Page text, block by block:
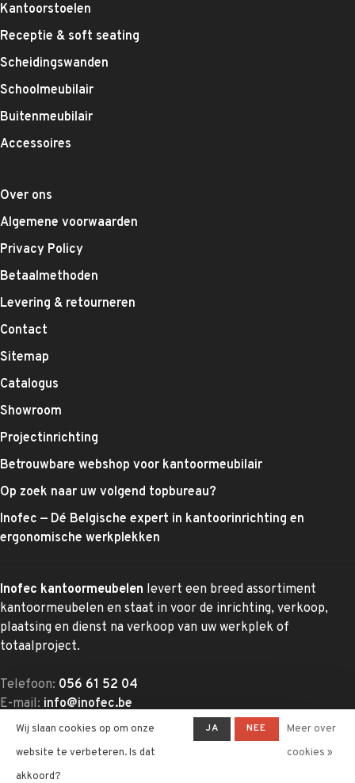
Kantoorstoelen
Receptie & soft seating
Scheidingswanden
Schoolmeubilair
Buitenmeubilair
Accessoires
Over ons
Algemene voorwaarden
Privacy Policy
Betaalmethoden
Levering & retourneren
Contact
Sitemap
Catalogus
Showroom
Projectinrichting
Betrouwbare webshop voor kantoormeubilair
Op zoek naar uw volgend topbureau?
Inofec — Dé Belgische expert in kantoorinrichting en
ergonomische werkplekken
Inofec kantoormeubelen levert een breed assortiment
kantoormeubelen en staat in voor de inrichting, verkoop,
plaatsing en dienst na verkoop van uw werkplek of
totaalproject.
Telefoon: 056 61 52 04
E-mail: info@inofec.be
Adres:Deinsesteenweg 77, 8700 Tielt
Wij slaan cookies op om onze
website te verbeteren. Is dat
akkoord?
JA NEE
Meer over
cookies »